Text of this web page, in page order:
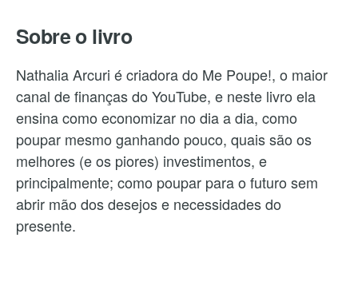
Sobre o livro
Nathalia Arcuri é criadora do Me Poupe!, o maior
canal de finanças do YouTube, e neste livro ela
ensina como economizar no dia a dia, como
poupar mesmo ganhando pouco, quais são os
melhores (e os piores) investimentos, e
principalmente; como poupar para o futuro sem
abrir mão dos desejos e necessidades do
presente.